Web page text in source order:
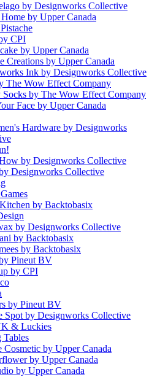
by Designworks Collective
by Upper Canada
CPI
by Upper Canada
Creations by Upper Canada
Ink by Designworks Collective
The Wow Effect Company
by The Wow Effect Company
Face by Upper Canada
Hardware by Designworks
by Designworks Collective
Designworks Collective
by Backtobasix
by Designworks Collective
by Backtobasix
by Backtobasix
Pineut BV
by CPI
by Pineut BV
Spot by Designworks Collective
& Luckies
Tables
Cosmetic by Upper Canada
by Upper Canada
by Upper Canada